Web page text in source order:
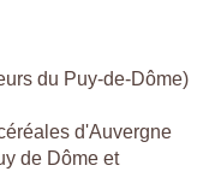
du Puy-de-Dôme)
d'Auvergne
de Dôme et